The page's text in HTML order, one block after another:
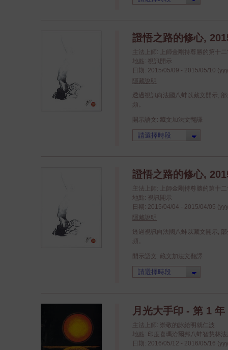
證悟之路的修心,
主法上師: 上師金剛持尊勝的第十
地點: 視訊開示
日期: 2015/05/09 - 2015/05/10
隱藏說明
透過視訊向法國八蚌以藏文開示,
頻。
開示語文: 藏文加法文翻譯
證悟之路的修心,
主法上師: 上師金剛持尊勝的第十
地點: 視訊開示
日期: 2015/04/04 - 2015/04/05
隱藏說明
透過視訊向法國八蚌以藏文開示,
頻。
開示語文: 藏文加法文翻譯
月光大手印 - 第 1
主法上師: 崇敬的詠給明就仁波
地點: 印度喜瑪洽爾邦八蚌智慧林
日期: 2016/05/12 - 2016/05/16